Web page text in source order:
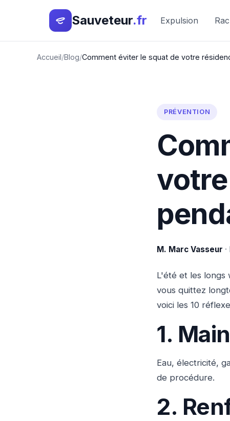
Sauveteur.fr Expulsion
Accueil Blog Comment éviter le squat de votre
PRÉVENTION
M. Marc Vasseur
L'été et les longs
vous quittez
voici les 10
1.
Eau, électricité,
de procédure.
2.